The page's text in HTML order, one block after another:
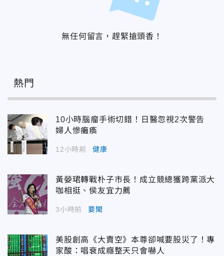
無任何留言，趕緊搶頭香！
熱門
10小時腦瘤手術切錯！日醫忽視2次警告
婦人慘癱瘓
12小時前 健康
黃嫈珺轉戰朴子市長！成立競總獲跨黨派大
咖相挺、侯友宜力薦
3小時前 要聞
美股創高《大賣空》本尊卻喊要股災了！專
家酸：唱衰成癮整天只會嚇人